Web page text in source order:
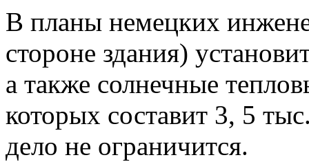
В планы немецких
стороне здания)
а также солнечные
которых составит 3, 5
дело не ограничится.